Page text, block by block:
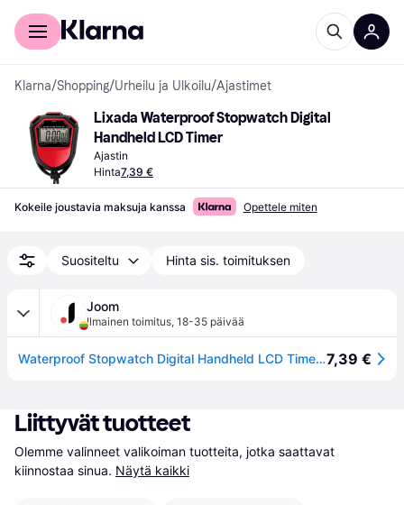
Kuluttajille
Klarna/Shopping/Urheilu ja Ulkoilu/Ajastimet
Lixada Waterproof Stopwatch Digital
Handheld LCD Timer
Ajastin
Hinta7,39 €
Kokeile joustavia maksuja kanssa Opettele miten
Suositeltu Hinta sis. toimituksen
Joom
Ilmainen toimitus, 18-35 päivää
Waterproof Stopwatch Digital Handheld LCD Timer Chronograph Sports Counter with Strap for Swimming red7,39 €
Liittyvät tuotteet
Olemme valinneet valikoiman tuotteita, jotka saattavat
kiinnostaa sinua. Näytä kaikki